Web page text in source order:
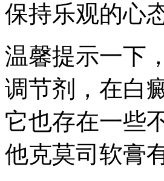
保持乐观的心
温馨提示一下
调节剂，在白
它也存在一些
他克莫司软膏